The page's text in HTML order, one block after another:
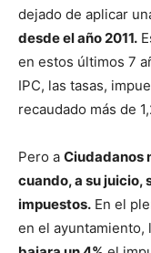
dejado de aplicar
desde el año 2011.
en estos últimos 7
IPC, las tasas,
recaudado más de
Pero a Ciudadanos
cuando, a su juicio,
impuestos. En el
en el ayuntamiento,